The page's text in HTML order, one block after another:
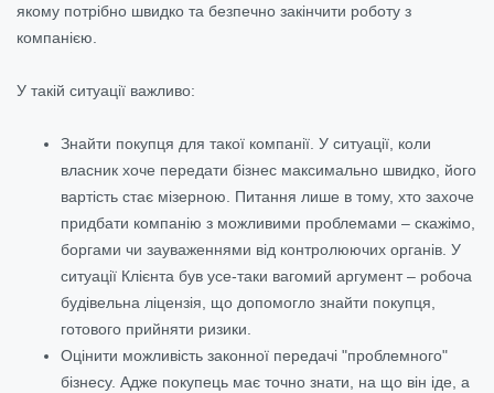
якому потрібно швидко та безпечно закінчити роботу з
компанією.
У такій ситуації важливо:
Знайти покупця для такої компанії. У ситуації, коли
власник хоче передати бізнес максимально швидко, його
вартість стає мізерною. Питання лише в тому, хто захоче
придбати компанію з можливими проблемами – скажімо,
боргами чи зауваженнями від контролюючих органів. У
ситуації Клієнта був усе-таки вагомий аргумент – робоча
будівельна ліцензія, що допомогло знайти покупця,
готового прийняти ризики.
Оцінити можливість законної передачі "проблемного"
бізнесу. Адже покупець має точно знати, на що він іде, а